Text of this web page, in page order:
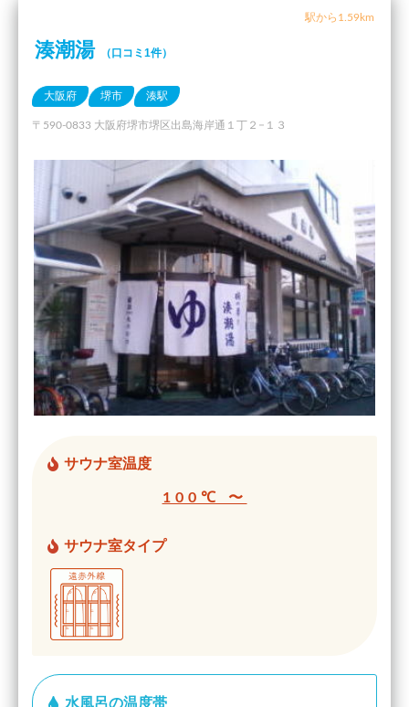
駅から1.59km
湊潮湯 （口コミ1件）
大阪府 堺市 湊駅
〒590-0833 大阪府堺市堺区出島海岸通１丁２−１３
サウナ室温度
100℃ 〜
サウナ室タイプ
水風呂の温度帯